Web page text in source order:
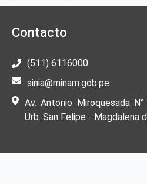
Perú
Contacto
(511) 6116000
sinia@minam.gob.pe
Av. Antonio Miroquesada
Urb. San Felipe - Magdalena